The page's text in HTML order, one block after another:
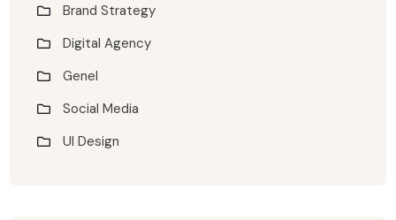
Brand Strategy
Digital Agency
Genel
Social Media
UI Design